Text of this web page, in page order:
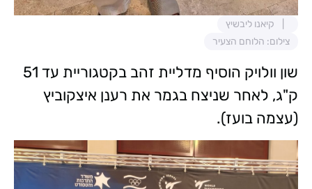
קיאנו ליבשיץ
צילום: הלוחם הצעיר
שון וולויק הוסיף מדליית זהב בקטגוריית עד 51
ק"ג, לאחר שניצח בגמר את רענן איצקוביץ
(עצמה בועז).